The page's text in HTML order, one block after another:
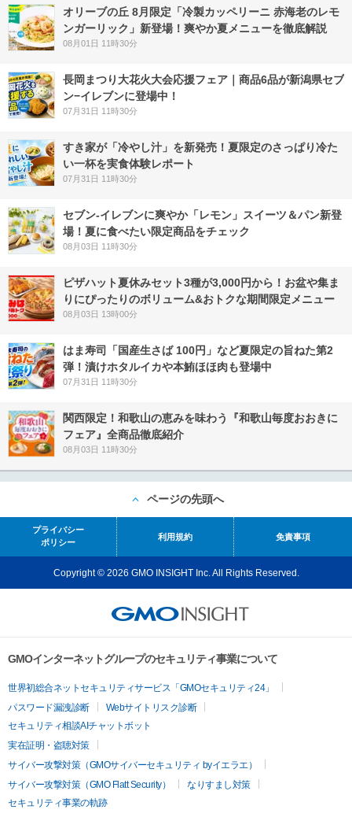
オリーブの丘 8月限定「冷製カッペリーニ 赤海老のレモ
ンガーリック」新登場！爽やか夏メニューを徹底解説
08月01日 11時30分
長岡まつり大花火大会応援フェア｜商品6品が新潟県セブ
ン−イレブンに登場中！
07月31日 11時30分
すき家が「冷やし汁」を新発売！夏限定のさっぱり冷た
い一杯を実食体験レポート
07月31日 11時30分
セブン‐イレブンに爽やか「レモン」スイーツ＆パン新登
場！夏に食べたい限定商品をチェック
08月03日 11時30分
ピザハット夏休みセット3種が3,000円から！お盆や集ま
りにぴったりのボリューム&おトクな期間限定メニュー
08月03日 13時00分
はま寿司「国産生さば 100円」など夏限定の旨ねた第2
弾！漬けホタルイカや本鮪ほほ肉も登場中
07月31日 11時30分
関西限定！和歌山の恵みを味わう『和歌山毎度おおきに
フェア』全商品徹底紹介
08月03日 11時30分
ページの先頭へ
プライバシー
ポリシー
利用規約 免責事項
Copyright © 2026 GMO INSIGHT Inc. All Rights Reserved.
GMOインターネットグループのセキュリティ事業について
世界初総合ネットセキュリティサービス「GMOセキュリティ24」
パスワード漏洩診断
Webサイトリスク診断
セキュリティ相談AIチャットボット
実在証明・盗聴対策
サイバー攻撃対策（GMOサイバーセキュリティ byイエラエ）
サイバー攻撃対策（GMO Flatt Security）
なりすまし対策
セキュリティ事業の軌跡